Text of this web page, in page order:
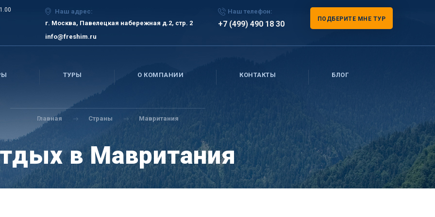
Наш адрес:
г. Москва, Павелецкая набережная д.2, стр. 2
info@freshim.ru
Наш телефон:
+7 (499) 490 18 30
ПОДБЕРИТЕ МНЕ ТУР
ТУРЫ О КОМПАНИИ КОНТАКТЫ БЛОГ
Главная Страны Мавритания
в Мавритания